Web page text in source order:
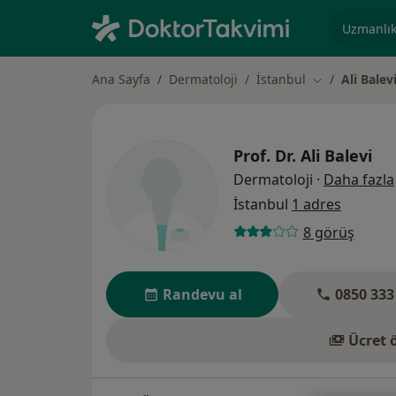
Ana Sayfa Dermatoloji İstanbul Şehir değiştir
Ali Balevi
Prof. Dr. Ali Balevi
Dermatoloji · Daha fazla
İstanbul 1 adres
8 görüş
Randevu al 0850
Ücret